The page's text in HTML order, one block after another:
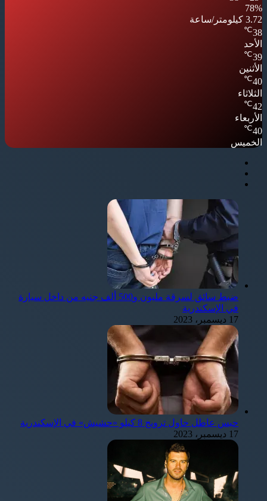
78%
3.72 كيلومتر/ساعة
38
℃
الأحد
39
℃
الأثنين
40
℃
الثلاثاء
42
℃
الأربعاء
40
℃
الخميس
ضبط سائق لسرقة مليون و500 ألف جنيه من داخل سيارة
في الإسكندرية
17 ديسمبر، 2023
حبس عاطل حاول ترويج 8 كيلو «حشيش» في الإسكندرية
17 ديسمبر، 2023